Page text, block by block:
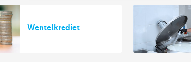
Wentelkrediet